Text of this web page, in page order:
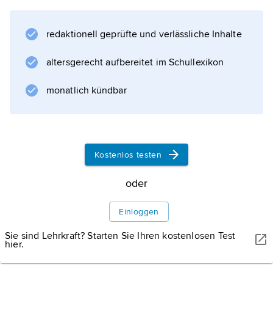
wissenschaftlichen Hochschule mit dem
Werke
Informationen zum Artikel
redaktionell geprüfte und verlässliche Inhalte
altersgerecht aufbereitet im Schullexikon
monatlich kündbar
Kostenlos testen
oder
Einloggen
Sie sind Lehrkraft? Starten Sie Ihren kostenlosen Test
hier.